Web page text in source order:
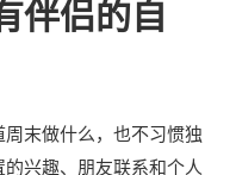
伴侣的自
末做什么，也不习惯独
兴趣、朋友联系和个人